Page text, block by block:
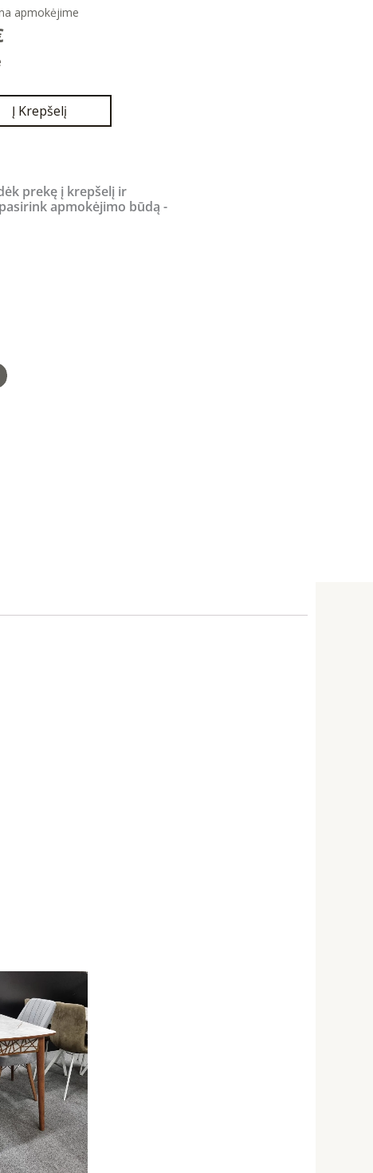
apmokėjime
Current
39,00 €.
Į Krepšelį
prekę į krepšelį ir
apmokėjimo būdą -